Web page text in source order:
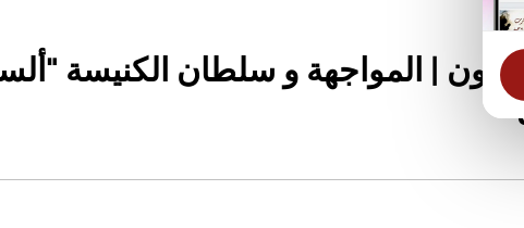
| المواجهة و سلطان الكنيسة